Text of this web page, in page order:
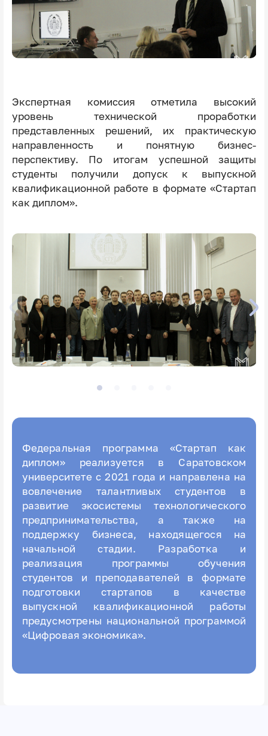
Экспертная комиссия отметила высокий
уровень технической проработки
представленных решений, их практическую
направленность и понятную бизнес-
перспективу. По итогам успешной защиты
студенты получили допуск к выпускной
квалификационной работе в формате «Стартап
как диплом».
Федеральная программа «Стартап как
диплом» реализуется в Саратовском
университете с 2021 года и направлена на
вовлечение талантливых студентов в
развитие экосистемы технологического
предпринимательства, а также на
поддержку бизнеса, находящегося на
начальной стадии. Разработка и
реализация программы обучения
студентов и преподавателей в формате
подготовки стартапов в качестве
выпускной квалификационной работы
предусмотрены национальной программой
«Цифровая экономика».